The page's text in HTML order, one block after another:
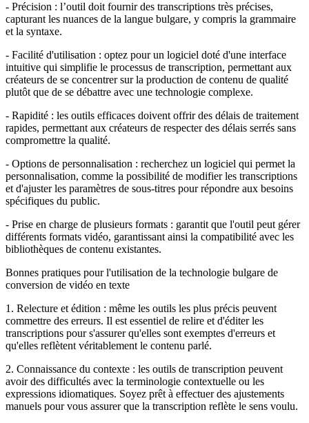
- Précision : l’outil doit fournir des transcriptions très précises,
capturant les nuances de la langue bulgare, y compris la grammaire
et la syntaxe.
- Facilité d'utilisation : optez pour un logiciel doté d'une interface
intuitive qui simplifie le processus de transcription, permettant aux
créateurs de se concentrer sur la production de contenu de qualité
plutôt que de se débattre avec une technologie complexe.
- Rapidité : les outils efficaces doivent offrir des délais de traitement
rapides, permettant aux créateurs de respecter des délais serrés sans
compromettre la qualité.
- Options de personnalisation : recherchez un logiciel qui permet la
personnalisation, comme la possibilité de modifier les transcriptions
et d'ajuster les paramètres de sous-titres pour répondre aux besoins
spécifiques du public.
- Prise en charge de plusieurs formats : garantit que l'outil peut gérer
différents formats vidéo, garantissant ainsi la compatibilité avec les
bibliothèques de contenu existantes.
Bonnes pratiques pour l'utilisation de la technologie bulgare de
conversion de vidéo en texte
1. Relecture et édition : même les outils les plus précis peuvent
commettre des erreurs. Il est essentiel de relire et d'éditer les
transcriptions pour s'assurer qu'elles sont exemptes d'erreurs et
qu'elles reflètent véritablement le contenu parlé.
2. Connaissance du contexte : les outils de transcription peuvent
avoir des difficultés avec la terminologie contextuelle ou les
expressions idiomatiques. Soyez prêt à effectuer des ajustements
manuels pour vous assurer que la transcription reflète le sens voulu.